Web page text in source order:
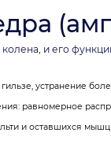
и его
устранение
равномерное
и оставшихся мышц